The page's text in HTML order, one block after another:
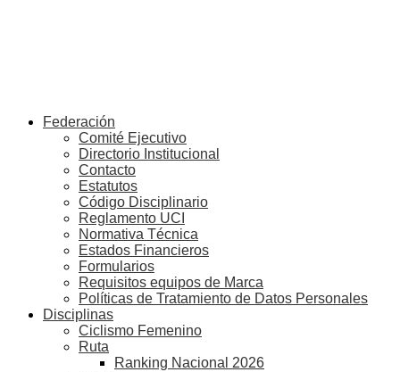
Federación
Comité Ejecutivo
Directorio Institucional
Contacto
Estatutos
Código Disciplinario
Reglamento UCI
Normativa Técnica
Estados Financieros
Formularios
Requisitos equipos de Marca
Políticas de Tratamiento de Datos Personales
Disciplinas
Ciclismo Femenino
Ruta
Ranking Nacional 2026